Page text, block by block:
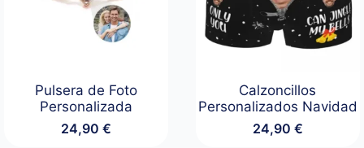
Pulsera de Foto
Personalizada
24,90€
Calzoncillos
Personalizados Navidad
24,90 €